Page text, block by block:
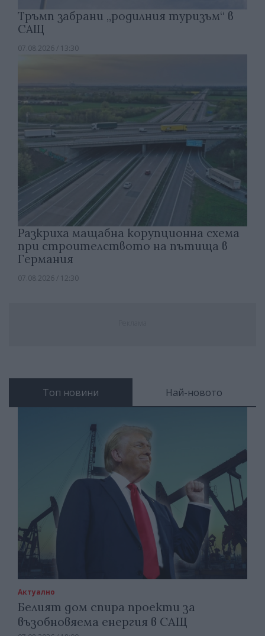
Тръмп забрани „родилния туризъм“ в
САЩ
07.08.2026 / 13:30
Разкриха мащабна корупционна схема
при строителството на пътища в
Германия
07.08.2026 / 12:30
Топ новини Най-новото
Актуално
Белият дом спира проекти за
възобновяема енергия в САЩ